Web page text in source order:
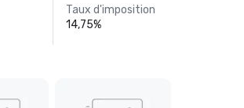
Taux d'imposition
14,75%